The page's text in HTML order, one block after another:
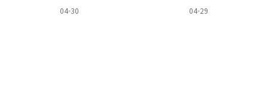
04-30
04-29